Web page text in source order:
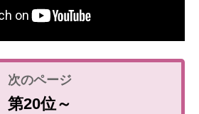
第20位～